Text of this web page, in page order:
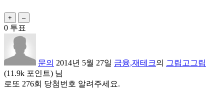
0 투표
문의 2014년 5월 27일 금융,재테크의 그립고그립
(11.9k 포인트) 님
로또 276회 당첨번호 알려주세요.